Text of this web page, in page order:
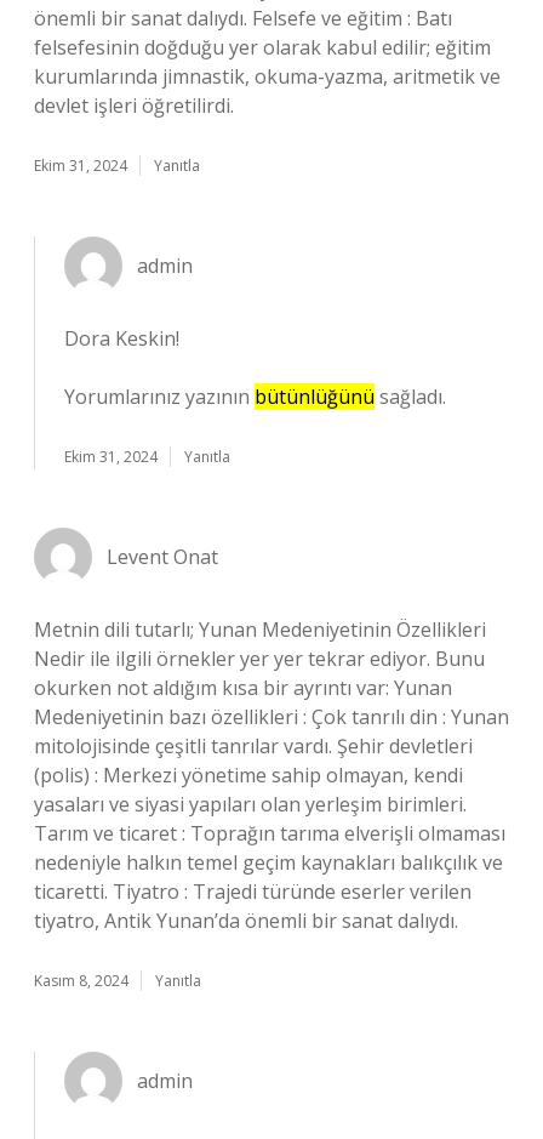
önemli bir sanat dalıydı. Felsefe ve eğitim : Batı
felsefesinin doğduğu yer olarak kabul edilir; eğitim
kurumlarında jimnastik, okuma-yazma, aritmetik ve
devlet işleri öğretilirdi.
Ekim 31, 2024 Yanıtla
admin
Dora Keskin!
Yorumlarınız yazının bütünlüğünü sağladı.
Ekim 31, 2024 Yanıtla
Levent Onat
Metnin dili tutarlı; Yunan Medeniyetinin Özellikleri
Nedir ile ilgili örnekler yer yer tekrar ediyor. Bunu
okurken not aldığım kısa bir ayrıntı var: Yunan
Medeniyetinin bazı özellikleri : Çok tanrılı din : Yunan
mitolojisinde çeşitli tanrılar vardı. Şehir devletleri
(polis) : Merkezi yönetime sahip olmayan, kendi
yasaları ve siyasi yapıları olan yerleşim birimleri.
Tarım ve ticaret : Toprağın tarıma elverişli olmaması
nedeniyle halkın temel geçim kaynakları balıkçılık ve
ticaretti. Tiyatro : Trajedi türünde eserler verilen
tiyatro, Antik Yunan’da önemli bir sanat dalıydı.
Kasım 8, 2024 Yanıtla
admin